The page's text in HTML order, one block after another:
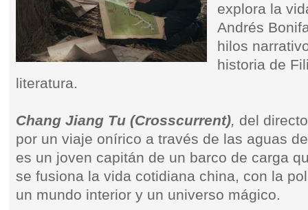
explora la
Andrés
hilos
historia de
literatura.
Chang Jiang Tu (Crosscurrent), del
por un viaje onírico a través de las aguas
es un joven capitán de un barco de carga
se fusiona la vida cotidiana china, con la
un mundo interior y un universo mágico.